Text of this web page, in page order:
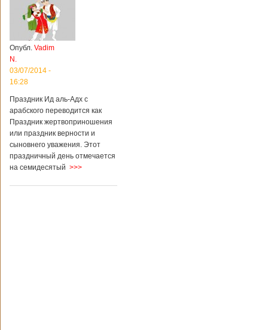
Опубл. Vadim
N.
03/07/2014 -
16:28
Праздник Ид аль-Адх с
арабского переводится как
Праздник жертвоприношения
или праздник верности и
сыновнего уважения. Этот
праздничный день отмечается
на семидесятый >>>